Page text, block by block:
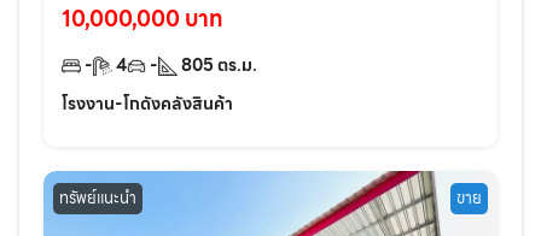
10,000,000 บาท
- 4 - 805ตร.ม.
โรงงาน-โกดังคลังสินค้า
ทรัพย์แนะนำ ขาย